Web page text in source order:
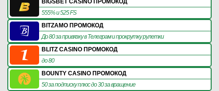
BIGSBET CASINO ПРОМОКОД
555% и 525 FS
BITZAMO ПРОМОКОД
До 80 за привязку в Телеграм и прокрутку рулетки
BLITZ CASINO ПРОМОКОД
до 80
BOUNTY CASINO ПРОМОКОД
50 за подписку плюс до 30 за вращение